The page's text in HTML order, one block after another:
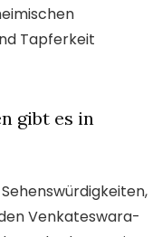
Tapferkeit
gibt es in
Venkateswara-